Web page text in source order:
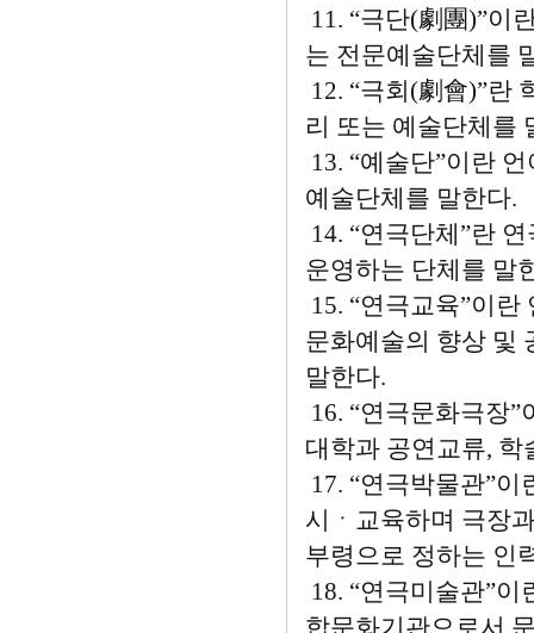
11. “극단(劇團)”이
는 전문예술단체를
12. “극회(劇會)”란
리 또는 예술단체를
13. “예술단”이란
예술단체를 말한다.
14. “연극단체”란
운영하는 단체를 말
15. “연극교육”이
문화예술의 향상 및
말한다.
16. “연극문화극장
대학과 공연교류,
17. “연극박물관”
시ㆍ교육하며 극장
부령으로 정하는 인
18. “연극미술관”
합문화기관으로서